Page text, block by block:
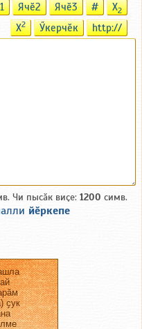
Ячӗ2 Ячӗ3 # X2
X2 Ӳкерчӗк http://
Чи пысӑк виҫе: 1200 симв.
йӗркепе
ҫук